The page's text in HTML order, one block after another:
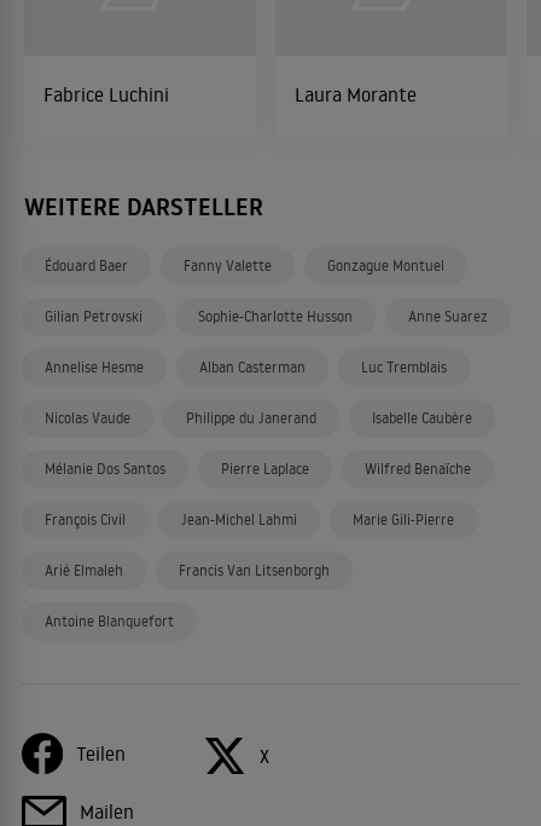
Fabrice Luchini Laura Morante
WEITERE DARSTELLER
Édouard Baer Fanny Valette Gonzague Montuel
Gilian Petrovski Sophie-Charlotte Husson Anne Suarez
Annelise Hesme Alban Casterman Luc Tremblais
Nicolas Vaude Philippe du Janerand Isabelle Caubère
Mélanie Dos Santos Pierre Laplace Wilfred Benaïche
François Civil Jean-Michel Lahmi Marie Gili-Pierre
Arié Elmaleh Francis Van Litsenborgh
Antoine Blanquefort
Teilen X
Mailen